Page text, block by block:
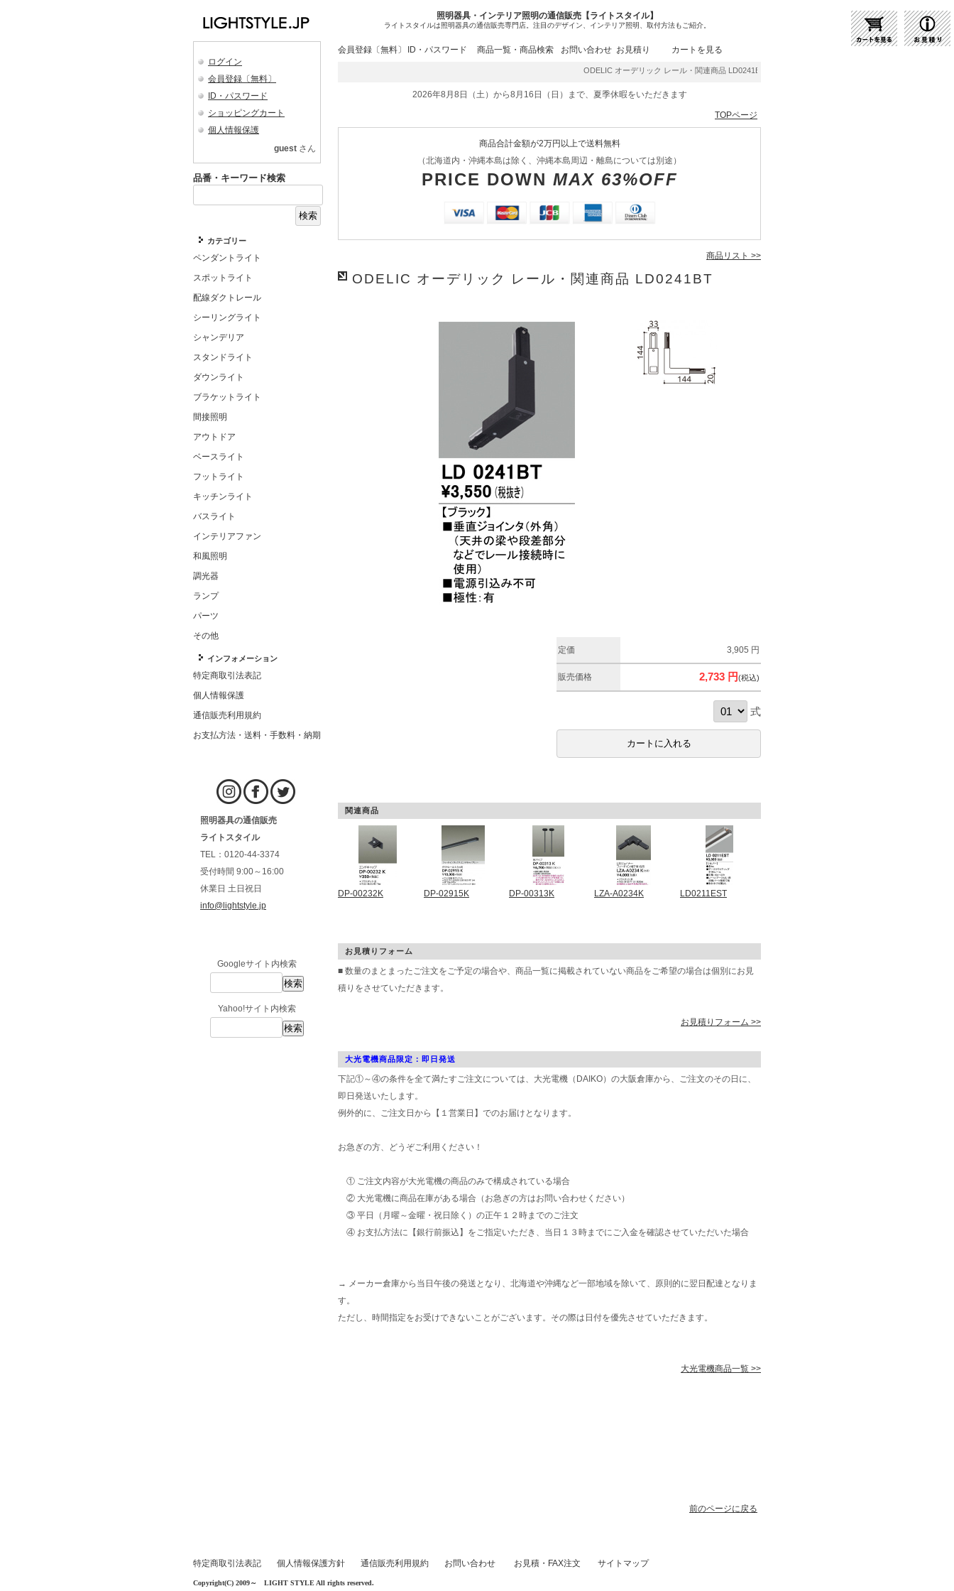
照明器具・インテリア照明の通信販売【ライトスタイル】
ライトスタイルは照明器具の通信販売専門店。注目のデザイン、インテリア照明、取付方法もご紹介。
ログイン
会員登録〔無料〕
ID・パスワード
ショッピングカート
個人情報保護
guest さん
品番・キーワード検索
カテゴリー
ペンダントライト
スポットライト
配線ダクトレール
シーリングライト
シャンデリア
スタンドライト
ダウンライト
ブラケットライト
間接照明
アウトドア
ベースライト
フットライト
キッチンライト
バスライト
インテリアファン
和風照明
調光器
ランプ
パーツ
その他
インフォメーション
特定商取引法表記
個人情報保護
通信販売利用規約
お支払方法・送料・手数料・納期
照明器具の通信販売
ライトスタイル
TEL：0120-44-3374
受付時間 9:00～16:00
休業日 土日祝日
info@lightstyle.jp
Googleサイト内検索
Yahoo!サイト内検索
会員登録〔無料〕 ID・パスワード 商品一覧・商品検索 お問い合わせ お見積り カートを見る
ODELIC オーデリック レール・関連商品 LD0241BT | 商品紹介 | 照明器具の通販・インテリア照明の通信販
2026年8月8日（土）から8月16日（日）まで、夏季休暇をいただきます
TOPページ
商品合計金額が2万円以上で送料無料
（北海道内・沖縄本島は除く、沖縄本島周辺・離島については別途）
PRICE DOWN MAX 63%OFF
商品リスト >>
ODELIC オーデリック レール・関連商品 LD0241BT
定価 3,905 円
販売価格 2,733 円(税込)
式
関連商品
DP-00232K DP-02915K DP-00313K LZA-A0234K LD0211EST
お見積りフォーム
■ 数量のまとまったご注文をご予定の場合や、商品一覧に掲載されていない商品をご希望の場合は個別にお見
積りをさせていただきます。
お見積りフォーム >>
大光電機商品限定：即日発送
下記①～④の条件を全て満たすご注文については、大光電機（DAIKO）の大阪倉庫から、ご注文のその日に、
即日発送いたします。
例外的に、ご注文日から【１営業日】でのお届けとなります。
お急ぎの方、どうぞご利用ください！
① ご注文内容が大光電機の商品のみで構成されている場合
② 大光電機に商品在庫がある場合（お急ぎの方はお問い合わせください）
③ 平日（月曜～金曜・祝日除く）の正午１２時までのご注文
④ お支払方法に【銀行前振込】をご指定いただき、当日１３時までにご入金を確認させていただいた場合
→ メーカー倉庫から当日午後の発送となり、北海道や沖縄など一部地域を除いて、原則的に翌日配達となりま
す。
ただし、時間指定をお受けできないことがございます。その際は日付を優先させていただきます。
大光電機商品一覧 >>
前のページに戻る
特定商取引法表記 個人情報保護方針 通信販売利用規約 お問い合わせ お見積・FAX注文 サイトマップ
Copyright(C) 2009～ LIGHT STYLE All rights reserved.